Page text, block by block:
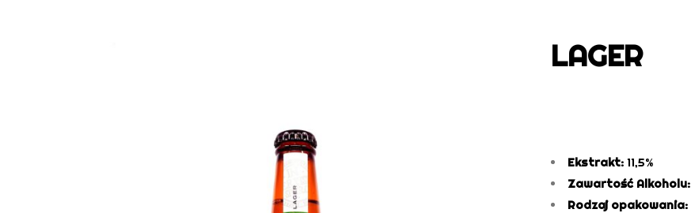
LAGER
Ekstrakt: 11,5%
Zawartość Alkoholu:
Rodzaj opakowania: